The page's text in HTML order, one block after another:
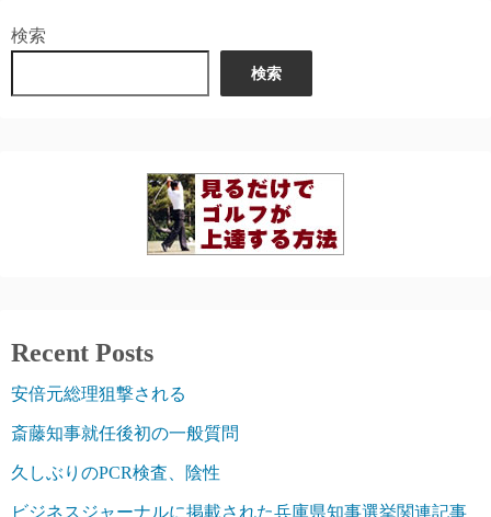
検索
検索
Recent Posts
安倍元総理狙撃される
斎藤知事就任後初の一般質問
久しぶりのPCR検査、陰性
ビジネスジャーナルに掲載された兵庫県知事選挙関連記事